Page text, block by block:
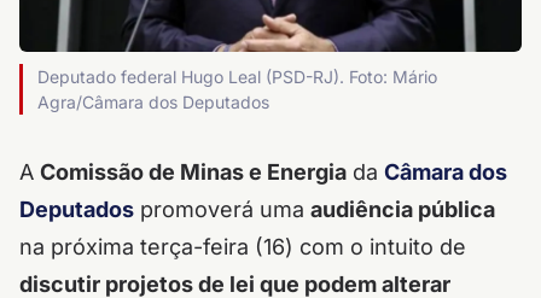
Deputado federal Hugo Leal (PSD-RJ). Foto: Mário
Agra/Câmara dos Deputados
A Comissão de Minas e Energia da Câmara dos
Deputados promoverá uma audiência pública
na próxima terça-feira (16) com o intuito de
discutir projetos de lei que podem alterar